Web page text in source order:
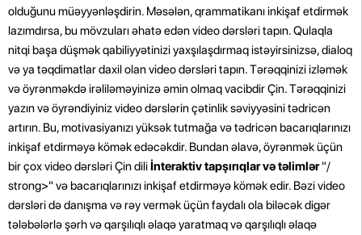
olduğunu müəyyənləşdirin. Məsələn, qrammatikanı inkişaf etdirmək
lazımdırsa, bu mövzuları əhatə edən video dərsləri tapın. Qulaqla
nitqi başa düşmək qabiliyyətinizi yaxşılaşdırmaq istəyirsinizsə, dialoq
və ya təqdimatlar daxil olan video dərsləri tapın.Tərəqqinizi izləmək
və öyrənməkdə irəliləməyinizə əmin olmaq vacibdir Çin. Tərəqqinizi
yazın və öyrəndiyiniz video dərslərin çətinlik səviyyəsini tədricən
artırın. Bu, motivasiyanızı yüksək tutmağa və tədricən bacarıqlarınızı
inkişaf etdirməyə kömək edəcəkdir. Bundan əlavə, öyrənmək üçün
bir çox video dərsləri Çin diliİnteraktiv tapşırıqlar və təlimlər"/
strong>" və bacarıqlarınızı inkişaf etdirməyə kömək edir. Bəzi video
dərsləri də danışma və rəy vermək üçün faydalı ola biləcək digər
tələbələrlə şərh və qarşılıqlı əlaqə yaratmaq və qarşılıqlı əlaqə